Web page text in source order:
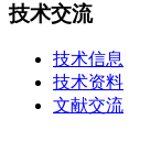
技术交流
技术信息
技术资料
文献交流